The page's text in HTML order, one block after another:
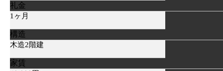
礼金
1ヶ月
構造
木造2階建
家賃